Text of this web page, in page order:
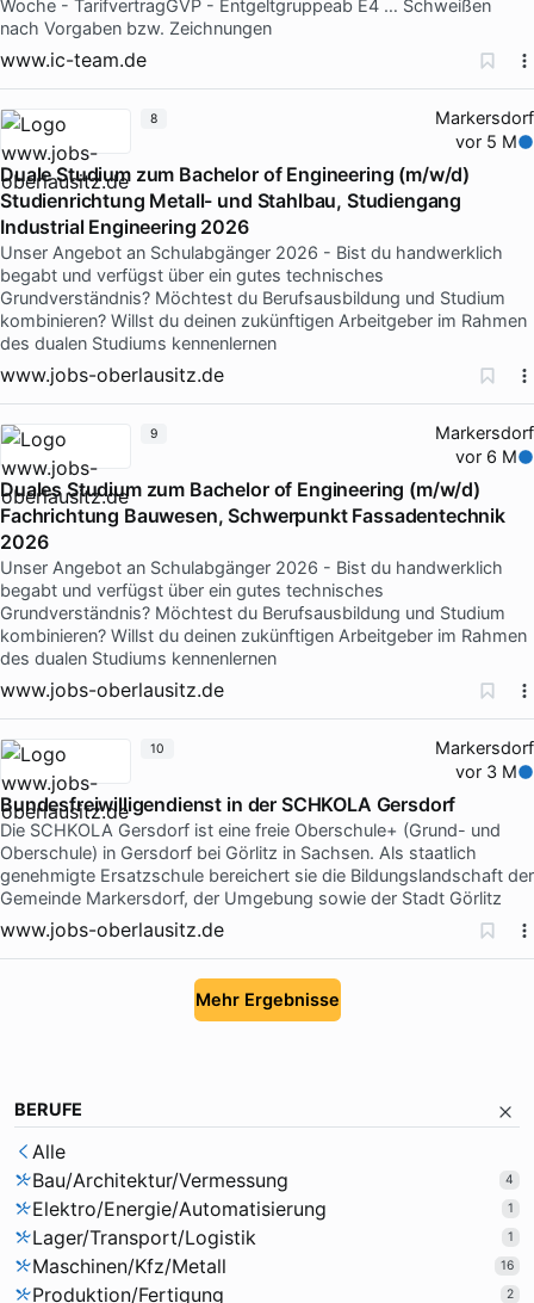
Woche - TarifvertragGVP - Entgeltgruppeab E4 … Schweißen
nach Vorgaben bzw. Zeichnungen
www.ic-team.de
Markersdorf
vor 5 M
Duale Studium zum Bachelor of Engineering (m/w/d)
Studienrichtung Metall- und Stahlbau, Studiengang
Industrial Engineering 2026
Unser Angebot an Schulabgänger 2026 - Bist du handwerklich
begabt und verfügst über ein gutes technisches
Grundverständnis? Möchtest du Berufsausbildung und Studium
kombinieren? Willst du deinen zukünftigen Arbeitgeber im Rahmen
des dualen Studiums kennenlernen
www.jobs-oberlausitz.de
8
Markersdorf
vor 6 M
Duales Studium zum Bachelor of Engineering (m/w/d)
Fachrichtung Bauwesen, Schwerpunkt Fassadentechnik
2026
Unser Angebot an Schulabgänger 2026 - Bist du handwerklich
begabt und verfügst über ein gutes technisches
Grundverständnis? Möchtest du Berufsausbildung und Studium
kombinieren? Willst du deinen zukünftigen Arbeitgeber im Rahmen
des dualen Studiums kennenlernen
www.jobs-oberlausitz.de
9
Markersdorf
vor 3 M
Bundesfreiwilligendienst in der SCHKOLA Gersdorf
Die SCHKOLA Gersdorf ist eine freie Oberschule+ (Grund- und
Oberschule) in Gersdorf bei Görlitz in Sachsen. Als staatlich
genehmigte Ersatzschule bereichert sie die Bildungslandschaft der
Gemeinde Markersdorf, der Umgebung sowie der Stadt Görlitz
www.jobs-oberlausitz.de
10
Mehr Ergebnisse
BERUFE
Alle
Bau/Architektur/Vermessung
4
Elektro/Energie/Automatisierung 1
Lager/Transport/Logistik 1
Maschinen/Kfz/Metall 16
Produktion/Fertigung 2